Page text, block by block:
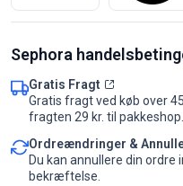
Sephora
Gratis Fragt
Gratis fragt ved køb over
fragten 29 kr. til pakkeshop.
Ordreændringer &
Du kan annullere din
bekræftelse.